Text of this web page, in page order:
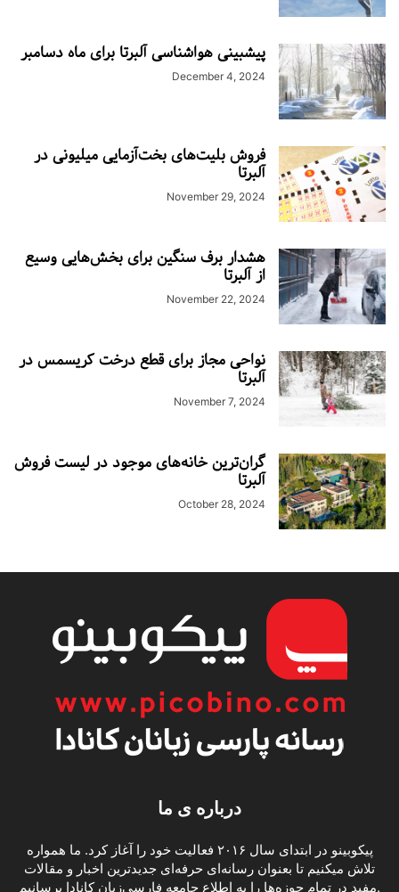
پیشبینی هواشناسی آلبرتا برای ماه دسامبر
December 4, 2024
فروش بلیت‌های بخت‌آزمایی میلیونی در
آلبرتا
November 29, 2024
هشدار برف سنگین برای بخش‌هایی وسیع
از آلبرتا
November 22, 2024
نواحی مجاز برای قطع درخت کریسمس در
آلبرتا
November 7, 2024
گران‌ترین خانه‌های موجود در لیست فروش
آلبرتا
October 28, 2024
درباره ی ما
پیکوبینو در ابتدای سال ۲۰۱۶ فعالیت خود را آغاز کرد. ما همواره
تلاش میکنیم تا بعنوان رسانه‌ای حرفه‌ای جدیدترین اخبار و مقالات
مفید در تمام حوزه‌ها را به اطلاع جامعه فارسی‌زبان کانادا برسانیم.